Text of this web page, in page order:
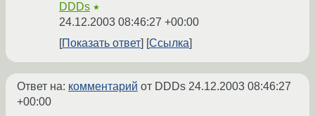
DDDs ★
24.12.2003 08:46:27 +00:00
Показать ответ
Ссылка
Ответ на: комментарий от DDDs 24.12.2003 08:46:27
+00:00